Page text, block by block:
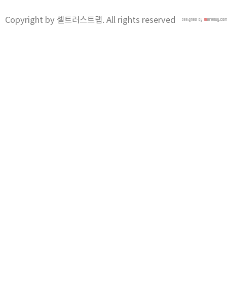
Copyright by 셀트러스트랩. All rights reserved